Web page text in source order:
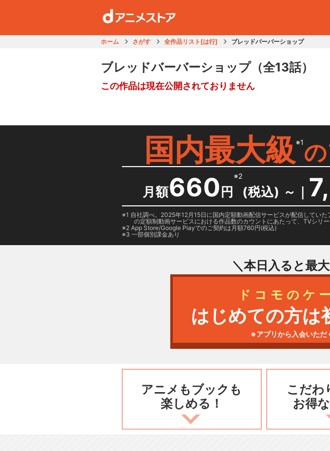
ホーム さがす 全作品リスト[は行] ブレッドバーバーショップ
ブレッドバーバーショップ（全13話）
この作品は現在公開されておりません
国内最大級 ※1の
月額660 円
※2
(税込) ～ ｜
1 自社調べ。2025年12月15日に国内定額動画配信サービスが配信してい
の定額制動画サービスにおける作品数のカウントにあたって、TVシリー
2 App Store/Google Playでのご契約は月額760円(税込)
3 一部個別課金あり
＼本日入ると最大
ドコモのケ
はじめての方は
※アプリから入会いただ
アニメもブックも
楽しめる！
こだわ
お得